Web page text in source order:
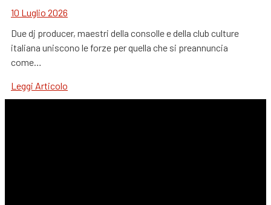
10 Luglio 2026
Due dj producer, maestri della consolle e della club culture
italiana uniscono le forze per quella che si preannuncia
come…
Leggi Articolo